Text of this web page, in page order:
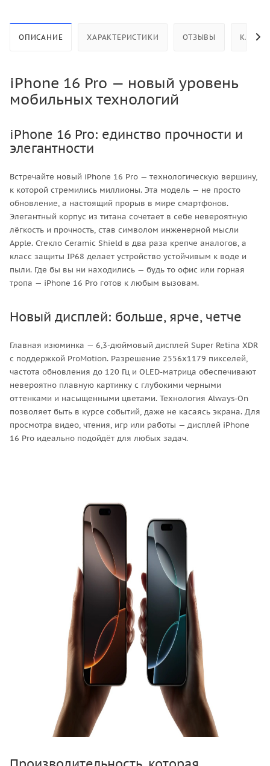
ОПИСАНИЕ ХАРАКТЕРИСТИКИ ОТЗЫВЫ КАК
iPhone 16 Pro — новый уровень
мобильных технологий
iPhone 16 Pro: единство прочности и
элегантности
Встречайте новый iPhone 16 Pro — технологическую вершину,
к которой стремились миллионы. Эта модель — не просто
обновление, а настоящий прорыв в мире смартфонов.
Элегантный корпус из титана сочетает в себе невероятную
лёгкость и прочность, став символом инженерной мысли
Apple. Стекло Ceramic Shield в два раза крепче аналогов, а
класс защиты IP68 делает устройство устойчивым к воде и
пыли. Где бы вы ни находились — будь то офис или горная
тропа — iPhone 16 Pro готов к любым вызовам.
Новый дисплей: больше, ярче, четче
Главная изюминка — 6,3-дюймовый дисплей Super Retina XDR
с поддержкой ProMotion. Разрешение 2556x1179 пикселей,
частота обновления до 120 Гц и OLED-матрица обеспечивают
невероятно плавную картинку с глубокими черными
оттенками и насыщенными цветами. Технология Always-On
позволяет быть в курсе событий, даже не касаясь экрана. Для
просмотра видео, чтения, игр или работы — дисплей iPhone
16 Pro идеально подойдёт для любых задач.